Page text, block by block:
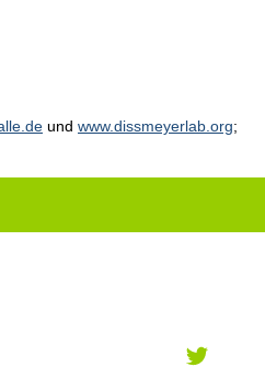
und www.dissmeyerlab.org;